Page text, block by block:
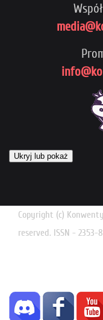
Ukryj lub pokaż
Copyright (c)
reserved. ISSN - 2353-